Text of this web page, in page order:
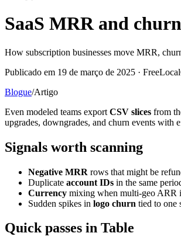
SaaS MRR and
How subscription businesses move MRR,
Publicado em 19 de março de 2025 ·
Blogue/Artigo
Even modeled teams export CSV slices from
upgrades, downgrades, and churn events with
Signals worth scanning
Negative MRR rows that might be
Duplicate account IDs in the same
Currency mixing when multi-geo ARR
Sudden spikes in logo churn tied to one
Quick passes in Table